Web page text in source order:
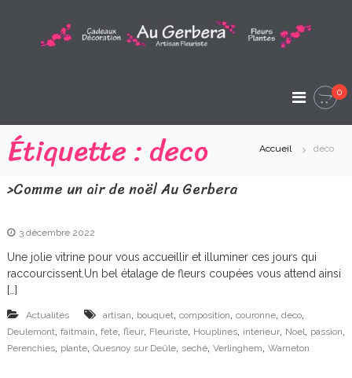
c
e
r
b
r
a
A
r
t
n
F
e
t
e
0
Étiquette :deco Accueil deco
>Comme un air de noël Au Gerbera
3 décembre 2022
Une jolie vitrine pour vous accueillir et illuminer ces jours qui
raccourcissent.Un bel étalage de fleurs coupées vous attend ainsi
[…]
Actualités artisan, bouquet, composition, couronne, deco,
Deulemont, faitmain, fete, fleur, Fleuriste, Houplines, interieur, Noel, passion,
Perenchies, plante, Quesnoy sur Deûle, seché, Verlinghem, Warneton